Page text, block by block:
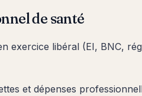
de santé
exercice libéral (EI, BNC,
et dépenses